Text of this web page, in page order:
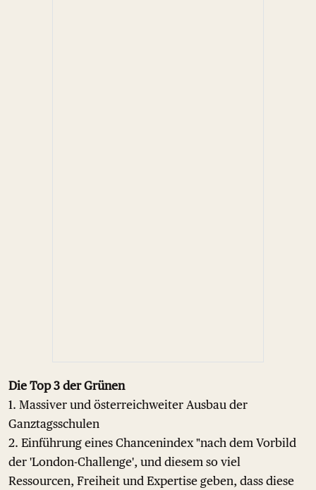
Die Top 3 der Grünen
1. Massiver und österreichweiter Ausbau der
Ganztagsschulen
2. Einführung eines Chancenindex "nach dem Vorbild
der 'London-Challenge', und diesem so viel
Ressourcen, Freiheit und Expertise geben, dass diese